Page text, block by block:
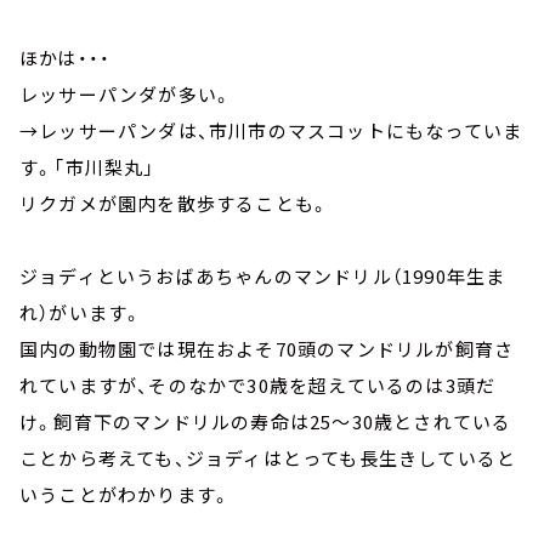
ほかは・・・
レッサーパンダが多い。
→レッサーパンダは、市川市のマスコットにもなっていま
す。「市川梨丸」
リクガメが園内を散歩することも。
ジョディというおばあちゃんのマンドリル（1990年生ま
れ）がいます。
国内の動物園では現在およそ70頭のマンドリルが飼育さ
れていますが、そのなかで30歳を超えているのは3頭だ
け。飼育下のマンドリルの寿命は25～30歳とされている
ことから考えても、ジョディはとっても長生きしていると
いうことがわかります。